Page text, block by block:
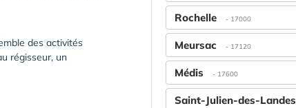
des activités
régisseur, un
Rochelle - 17000
Meursac - 17120
Médis - 17600
Saint-Julien-des-Landes